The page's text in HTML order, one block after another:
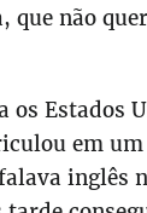
que não
os Estados
em
inglês